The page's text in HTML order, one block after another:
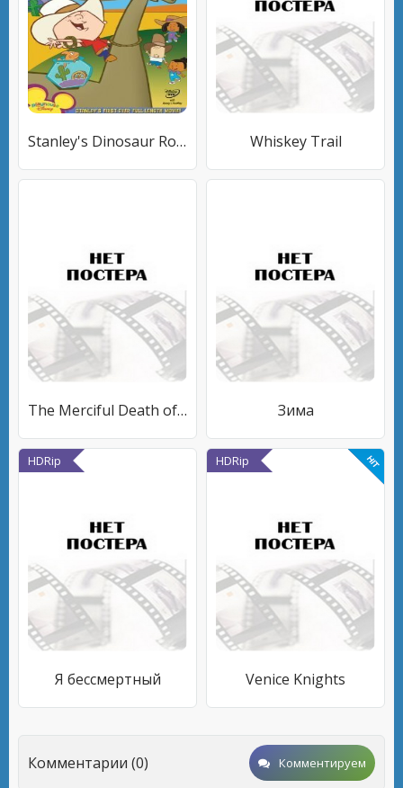
Stanley's Dinosaur Round-Up Whiskey Trail
The Merciful Death of Jonas Blake Зима
HDRip
Я бессмертный
HDRip
Venice Knights
Комментарии (0) Комментируем